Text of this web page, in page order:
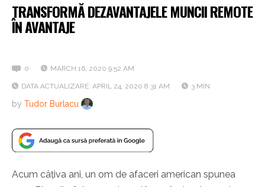
TRANSFORMĂ DEZAVANTAJELE MUNCII REMOTE
ÎN AVANTAJE
0 MARCH 16, 2020 9:52 AM
DATA ACTUALIZARE: APRIL 24, 2020 8:31 AM 3 MIN
by Tudor Burlacu
Acum câțiva ani, un om de afaceri american spunea